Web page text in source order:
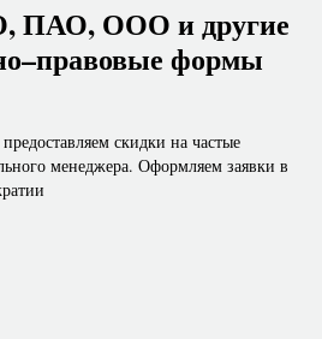
ООО и другие
формы
скидки на частые
менеджера. Оформляем заявки в